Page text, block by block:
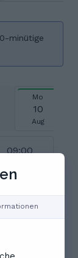
minütige
Mo
10
Aug
09:00